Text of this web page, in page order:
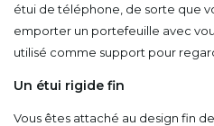
étui de téléphone, de sorte que
emporter un portefeuille avec
utilisé comme support pour
Un étui rigide fin
Vous êtes attaché au design fin